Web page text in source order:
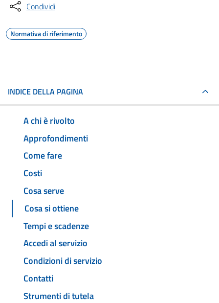
Condividi
Normativa di riferimento
INDICE DELLA PAGINA
A chi è rivolto
Approfondimenti
Come fare
Costi
Cosa serve
Cosa si ottiene
Tempi e scadenze
Accedi al servizio
Condizioni di servizio
Contatti
Strumenti di tutela